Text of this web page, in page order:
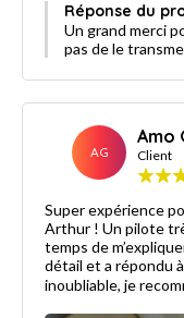
Réponse du
Un grand merci
pas de le
AG
Amo
Client
Super expérience
Arthur ! Un pilote très sympa et pédagogue qui a pris le
temps de
détail et a répondu à